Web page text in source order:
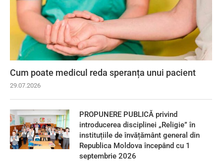
Cum poate medicul reda speranța unui pacient
29.07.2026
PROPUNERE PUBLICĂ privind
introducerea disciplinei „Religie” în
instituțiile de învățământ general din
Republica Moldova începând cu 1
septembrie 2026